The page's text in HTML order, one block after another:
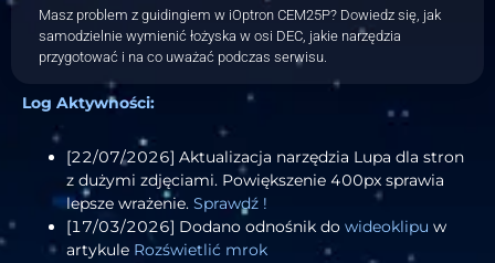
Masz problem z guidingiem w iOptron CEM25P? Dowiedz się, jak
samodzielnie wymienić łożyska w osi DEC, jakie narzędzia
przygotować i na co uważać podczas serwisu.
Log Aktywności:
[22/07/2026] Aktualizacja narzędzia Lupa dla stron
z dużymi zdjęciami. Powiększenie 400px sprawia
lepsze wrażenie. Sprawdź !
[17/03/2026] Dodano odnośnik do wideoklipu w
artykule Rozświetlić mrok